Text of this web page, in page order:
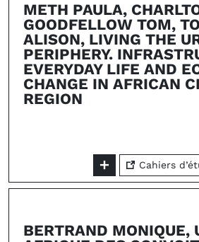
METH PAULA,
GOODFELLOW TOM,
ALISON, LIVING THE
PERIPHERY.
EVERYDAY LIFE AND
CHANGE IN AFRICAN
REGION
Cahiers
BERTRAND MONIQUE,